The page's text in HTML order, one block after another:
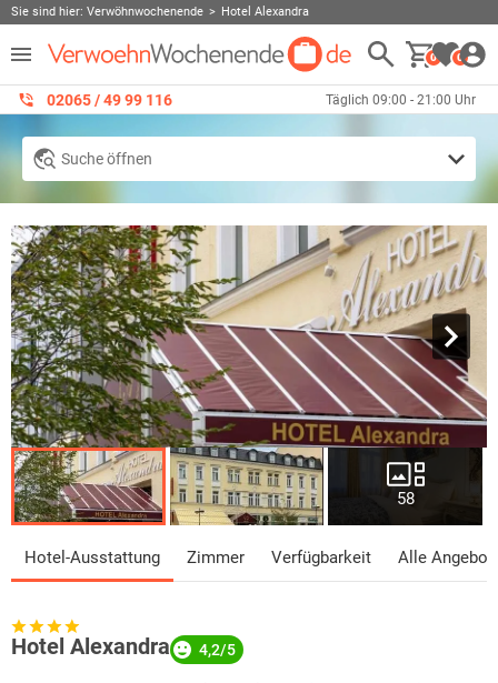
Sie sind hier: Verwöhnwochenende Hotel Alexandra
0 0
02065 / 49 ‌99 116 Täglich 09:00 - 21:00 Uhr
Suche öffnen
58
Hotel-Ausstattung Zimmer Verfügbarkeit Alle
Hotel Alexandra 4,2/5